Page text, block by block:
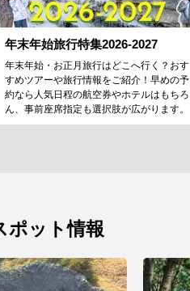
年末年始旅行特集2026-2027
年末年始・お正月旅行はどこへ行く？おす
すめツアーや旅行情報をご紹介！早めの予
約なら人気日程の航空券やホテルはもちろ
ん、事前座席指定も選択肢が広がります。
ポット情報